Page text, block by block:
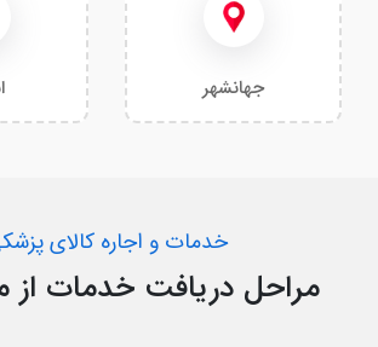
جهانشهر
خدمات و اجاره کالای
مراحل دریافت خدمات از